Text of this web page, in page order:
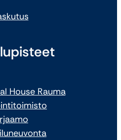
House Rauma